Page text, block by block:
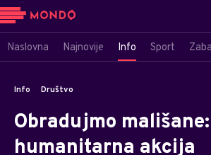
Naslovna Najnovije Info Sport
Info Društvo
Obradujmo
humanitarna akcija